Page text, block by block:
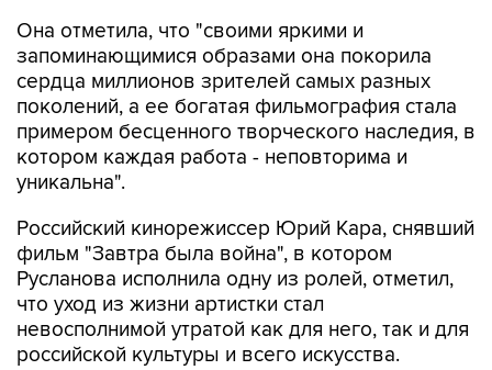
Она отметила, что "своими яркими и
запоминающимися образами она покорила
сердца миллионов зрителей самых разных
поколений, а ее богатая фильмография стала
примером бесценного творческого наследия, в
котором каждая работа - неповторима и
уникальна".
Российский кинорежиссер Юрий Кара, снявший
фильм "Завтра была война", в котором
Русланова исполнила одну из ролей, отметил,
что уход из жизни артистки стал
невосполнимой утратой как для него, так и для
российской культуры и всего искусства.